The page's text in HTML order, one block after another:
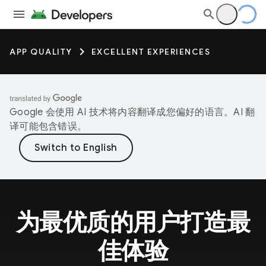
APP QUALITY EXCELLENT EXPERIENCES
Google 会使用 AI 技术将内容翻译成您偏好的语言。AI 翻
译可能包含错误。
为最优质的用户打造最
佳体验